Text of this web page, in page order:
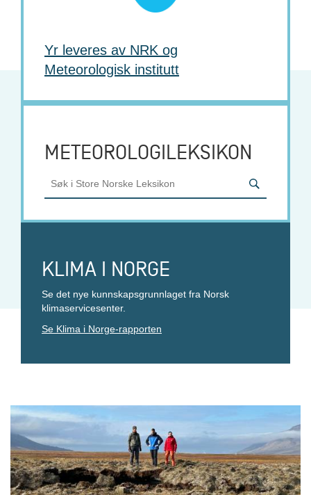
.
o
Yr leveres av NRK og
Meteorologisk institutt
METEOROLOGILEKSIKON
i
o
r
N
o
r
k
i
k
o
n
KLIMA I NORGE
Se det nye kunnskapsgrunnlaget fra Norsk
klimaservicesenter.
Se Klima i Norge-rapporten